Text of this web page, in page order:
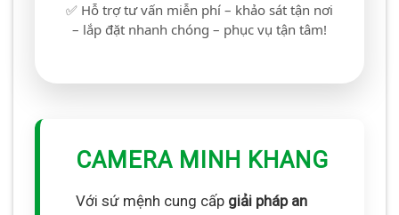
✅ Hỗ trợ tư vấn miễn phí – khảo sát tận nơi
– lắp đặt nhanh chóng – phục vụ tận tâm!
CAMERA MINH KHANG
Với sứ mệnh cung cấp giải pháp an